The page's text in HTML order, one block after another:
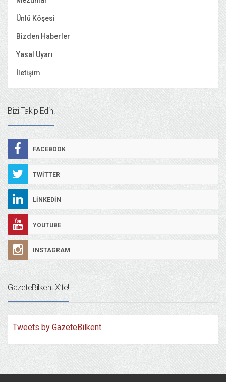
Ünlü Köşesi
Bizden Haberler
Yasal Uyarı
İletişim
Bizi Takip Edin!
FACEBOOK
TWITTER
LINKEDIN
YOUTUBE
INSTAGRAM
GazeteBilkent X’te!
Tweets by GazeteBilkent